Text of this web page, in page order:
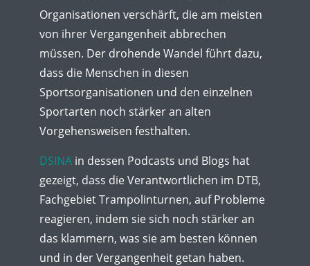
Organisationen verschärft, die am meisten
von ihrer Vergangenheit abbrechen
müssen. Der drohende Wandel führt dazu,
dass die Menschen in diesen
Sportsorganisationen und den einzelnen
Sportarten noch stärker an alten
Vorgehensweisen festhalten.
DSINA in dessen Podcasts und Blogs hat
gezeigt, dass die Verantwortlichen im DTB,
Fachgebiet Trampolinturnen, auf Probleme
reagieren, indem sie sich noch stärker an
das klammern, was sie am besten können
und in der Vergangenheit getan haben.